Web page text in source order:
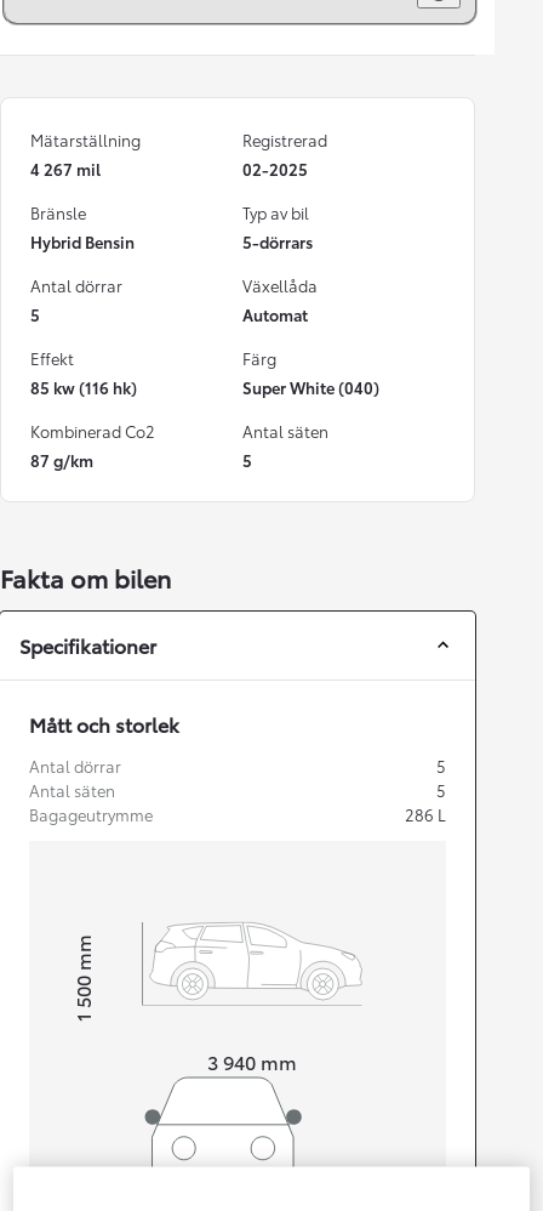
Mätarställning
4 267 mil
Registrerad
02-2025
Bränsle
Hybrid Bensin
Typ av bil
5-dörrars
Antal dörrar
5
Växellåda
Automat
Effekt
85 kw (116 hk)
Färg
Super White (040)
Kombinerad Co2
87 g/km
Antal säten
5
Fakta om bilen
Specifikationer
Mått och storlek
Antal dörrar
5
Antal säten
5
Bagageutrymme
286 L
3 940 mm
Height1 500
mm